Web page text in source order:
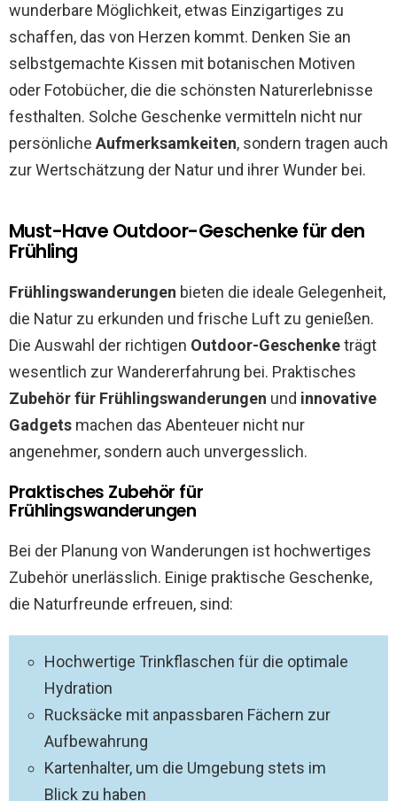
wunderbare Möglichkeit, etwas Einzigartiges zu
schaffen, das von Herzen kommt. Denken Sie an
selbstgemachte Kissen mit botanischen Motiven
oder Fotobücher, die die schönsten Naturerlebnisse
festhalten. Solche Geschenke vermitteln nicht nur
persönliche Aufmerksamkeiten, sondern tragen auch
zur Wertschätzung der Natur und ihrer Wunder bei.
Must-Have Outdoor-Geschenke für den
Frühling
Frühlingswanderungen bieten die ideale Gelegenheit,
die Natur zu erkunden und frische Luft zu genießen.
Die Auswahl der richtigen Outdoor-Geschenketrägt
wesentlich zur Wandererfahrung bei. Praktisches
Zubehör für Frühlingswanderungen und innovative
Gadgets machen das Abenteuer nicht nur
angenehmer, sondern auch unvergesslich.
Praktisches Zubehör für
Frühlingswanderungen
Bei der Planung von Wanderungen ist hochwertiges
Zubehör unerlässlich. Einige praktische Geschenke,
die Naturfreunde erfreuen, sind:
Hochwertige Trinkflaschen für die optimale
Hydration
Rucksäcke mit anpassbaren Fächern zur
Aufbewahrung
Kartenhalter, um die Umgebung stets im
Blick zu haben